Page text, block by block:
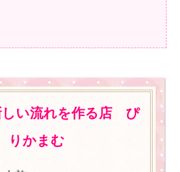
しい流れを作る店 ぴ
りかまむ